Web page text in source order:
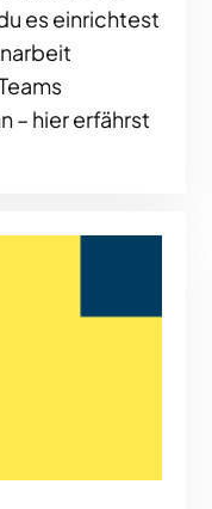
es einrichtest
– hier erfährst